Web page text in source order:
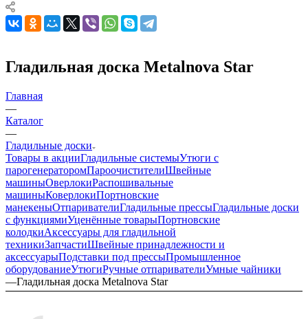
Гладильная доска Metalnova Star
Главная
—
Каталог
—
Гладильные доски
Товары в акцииГладильные системыУтюги с
парогенераторомПароочистителиШвейные
машиныОверлокиРаспошивальные
машиныКоверлокиПортновские
манекеныОтпаривателиГладильные прессыГладильные доски
с функциямиУценённые товарыПортновские
колодкиАксессуары для гладильной
техникиЗапчастиШвейные принадлежности и
аксессуарыПодставки под прессыПромышленное
оборудованиеУтюгиРучные отпаривателиУмные чайники
—Гладильная доска Metalnova Star